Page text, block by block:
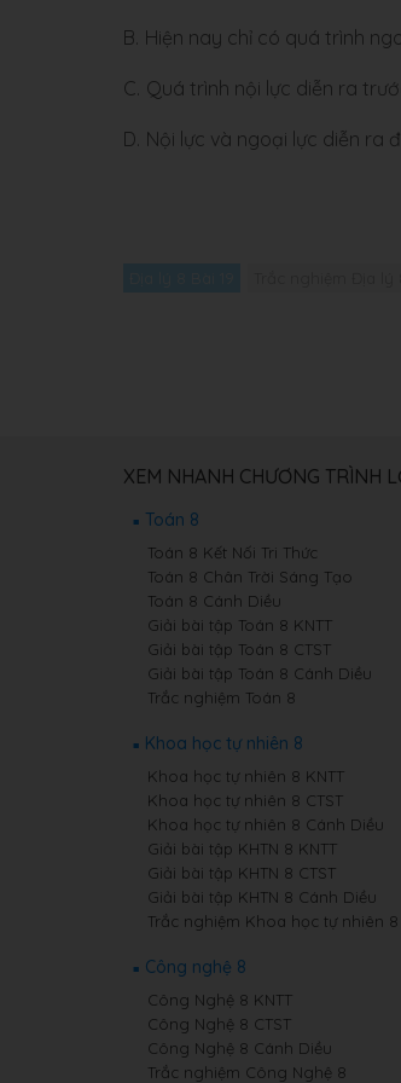
B. Hiện nay chỉ có quá trình
C. Quá trình nội lực diễn ra
D. Nội lực và ngoại lực diễn ra
XEM NHANH CHƯƠNG TRÌNH
Toán 8
Toán 8 Kết Nối Tri Thức
Toán 8 Chân Trời Sáng Tạo
Toán 8 Cánh Diều
Giải bài tập Toán 8 KNTT
Giải bài tập Toán 8 CTST
Giải bài tập Toán 8 Cánh Diều
Trắc nghiệm Toán 8
Khoa học tự nhiên 8
Khoa học tự nhiên 8 KNTT
Khoa học tự nhiên 8 CTST
Khoa học tự nhiên 8 Cánh Diều
Giải bài tập KHTN 8 KNTT
Giải bài tập KHTN 8 CTST
Giải bài tập KHTN 8 Cánh Diều
Trắc nghiệm Khoa học tự nhiên 8
Công nghệ 8
Công Nghệ 8 KNTT
Công Nghệ 8 CTST
Công Nghệ 8 Cánh Diều
Trắc nghiệm Công Nghệ 8